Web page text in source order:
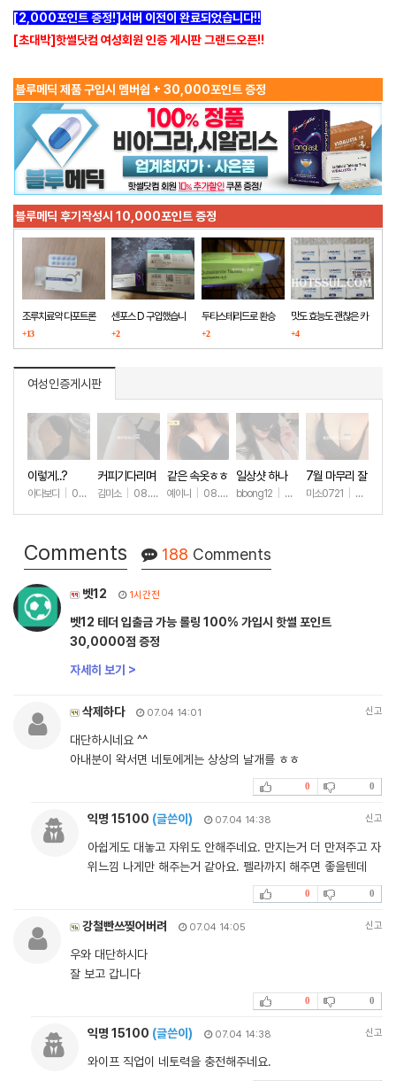
[2,000포인트 증정!]서버 이전이 완료되었습니다!!
[초대박]핫썰닷컴 여성회원 인증 게시판 그랜드오픈!!
블루메딕 제품 구입시 멤버쉽 + 30,000포인트 증정
블루메딕 후기작성시 10,000포인트 증정
조루치료약 다포트론
구매했습니다
+13
센포스 D 구입했습니
다
+2
두타스테리드로 환승
+2
맛도 효능도 괜찮은 카
마그라
+4
여성인증게시판
이렇게..?
아다보디 08.09 +55
커피기다리며
(안야함)
김미소 08.08 +145
같은 속옷ㅎㅎ
예이니 08.04 +82
일상샷 하나
bbong12 07.31+92
7월 마무리 잘
하세요🫶
미소0721 07.31
Comments 188 Comments
벳12 1시간전
벳12 테더 입출금 가능 롤링 100% 가입시 핫썰 포인트
30,0000점 증정
자세히 보기 >
삭제하다 07.04 14:01 신고
대단하시네요 ^^
아내분이 왁서면 네토에게는 상상의 날개를 ㅎㅎ
0 0
익명 15100 (글쓴이) 07.04 14:38 신고
아쉽게도 대놓고 자위도 안해주네요. 만지는거 더 만져주고 자
위느낌 나게만 해주는거 같아요. 펠라까지 해주면 좋을텐데
0 0
강철빤쓰찢어버려 07.04 14:05 신고
우와 대단하시다
잘 보고 갑니다
0 0
익명 15100 (글쓴이) 07.04 14:38 신고
와이프 직업이 네토력을 충전해주네요.